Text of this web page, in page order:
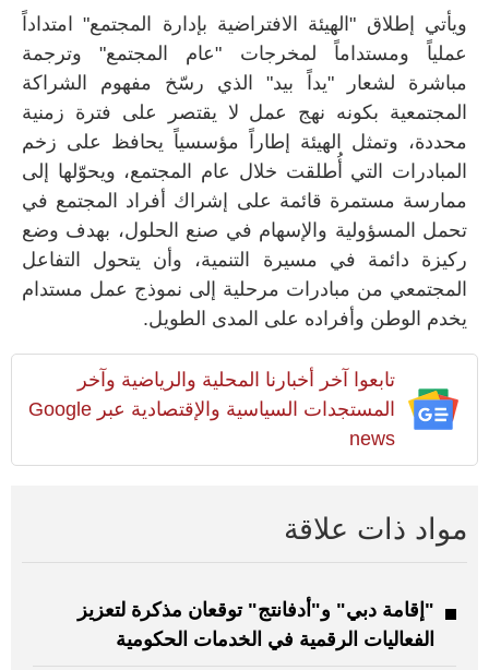
ويأتي إطلاق "الهيئة الافتراضية بإدارة المجتمع" امتداداً
عملياً ومستداماً لمخرجات "عام المجتمع" وترجمة
مباشرة لشعار "يداً بيد" الذي رسّخ مفهوم الشراكة
المجتمعية بكونه نهج عمل لا يقتصر على فترة زمنية
محددة، وتمثل الهيئة إطاراً مؤسسياً يحافظ على زخم
المبادرات التي أُطلقت خلال عام المجتمع، ويحوّلها إلى
ممارسة مستمرة قائمة على إشراك أفراد المجتمع في
تحمل المسؤولية والإسهام في صنع الحلول، بهدف وضع
ركيزة دائمة في مسيرة التنمية، وأن يتحول التفاعل
المجتمعي من مبادرات مرحلية إلى نموذج عمل مستدام
يخدم الوطن وأفراده على المدى الطويل.
تابعوا آخر أخبارنا المحلية والرياضية وآخر
المستجدات السياسية والإقتصادية عبر Google
news
مواد ذات علاقة
"إقامة دبي" و"أدفانتج" توقعان مذكرة لتعزيز
الفعاليات الرقمية في الخدمات الحكومية